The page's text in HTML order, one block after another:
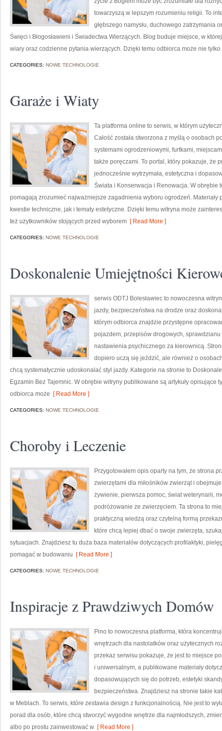
towarzyszą w lepszym rozumieniu religii. To
głębszego namysłu, duchowego zatrzymania
Święci i Błogosławieni i Świadectwa Wierzących. Blog buduje miejsce, w
wiary oraz codzienne pytania wierzących. Dzięki temu odbiorca może nie
CATEGORIES: NOWE TECHNOLOGIE
Garaże i Wiaty
Ta platforma online to serwis, w którym
Całość została stworzona z myślą o osobach
systemami ogrodzeniowymi, furtkami,
także poręczami. To portal, który pokazuje, że
jednocześnie wytrzymała, estetyczna i
Świata i Konserwacja i Renowacja. W obrębie
pomagają zrozumieć najważniejsze zagadnienia wyboru ogrodzeń.
kwestie techniczne, jak i tematy estetyczne. Dzięki temu witryna może
też użytkowników stojących przed wyborem [ Read More ]
CATEGORIES: NOWE TECHNOLOGIE
Doskonalenie Umiejętności
serwis ODTJ Bolesławiec to nowoczesna
jazdy, bezpieczeństwa na drodze oraz
którym odbiorca znajdzie przystępne
pojazdem, przepisów drogowych,
nastawienia psychicznego za kierownicą.
dopiero uczą się jeździć, ale również o
chcą systematycznie udoskonalać styl jazdy. Kategorie na stronie to
Egzamin Bez Tajemnic. W obrębie witryny publikowane są artykuły opisujące
odbiorca może [ Read More ]
CATEGORIES: NOWE TECHNOLOGIE
Choroby i Leczenie
Przygotowałem opis oparty na tym, że strona
zwierzętami dla miłośników zwierząt i
żywienie, pierwsza pomoc, świat weterynarii,
podróżowanie ze zwierzęciem. Ta strona to
praktyczną wiedzą oraz czytelną formą
które chcą lepiej dbać o swoje zwierzęta,
sytuacjach. Znajdziesz tu duża baza materiałów dotyczących profilaktyki,
pomagać w budowaniu [ Read More ]
CATEGORIES: NOWE TECHNOLOGIE
Inspiracje z Prawdziwych Domów
Pino to nowoczesna platforma, która
wnętrzach dla nastolatków oraz użytecznych
przekaz serwisu pokazuje, że jest to miejsce
i uniwersalnym, a publikowane materiały
dopasowujących się do potrzeb, estetyki
bezpieczeństwa. Znajdziesz na stronie takie
w Meblach. To serwis, które zestawia design z funkcjonalnością. Nie jest to
porad dla osób, które chcą stworzyć wygodne wnętrze dla najmłodszych,
albo po prostu zainwestować w [ Read More ]